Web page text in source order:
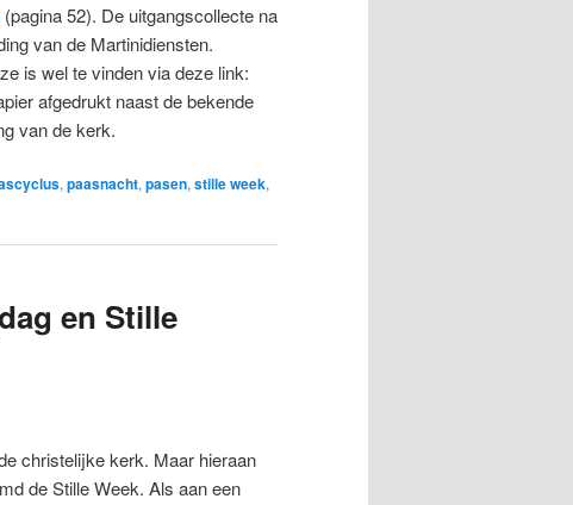
(pagina 52). De uitgangscollecte na
van de Martinidiensten.
is wel te vinden via deze link:
afgedrukt naast de bekende
van de kerk.
, paasnacht, pasen, stille week,
en Stille
christelijke kerk. Maar hieraan
de Stille Week. Als aan een